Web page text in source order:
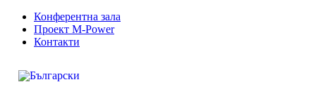
Конферентна зала
Проект M-Power
Контакти